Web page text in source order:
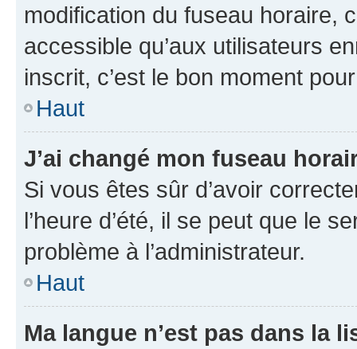
modification du fuseau horaire,
accessible qu’aux utilisateurs
inscrit, c’est le bon moment
Haut
J’ai changé mon fuseau
Si vous êtes sûr d’avoir
l’heure d’été, il se peut que le
problème à l’administrateur.
Haut
Ma langue n’est pas dans la